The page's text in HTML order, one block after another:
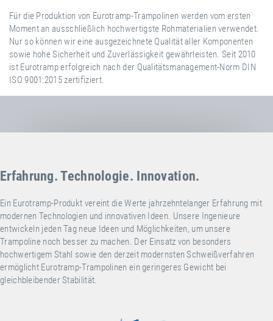
Für die Produktion von Eurotramp-Trampolinen werden vom ersten
Moment an ausschließlich hochwertigste Rohmaterialien verwendet.
Nur so können wir eine ausgezeichnete Qualität aller Komponenten
sowie hohe Sicherheit und Zuverlässigkeit gewährleisten. Seit 2010
ist Eurotramp erfolgreich nach der Qualitätsmanagement-Norm DIN
ISO 9001:2015 zertifiziert.
Erfahrung. Technologie. Innovation.
Ein Eurotramp-Produkt vereint die Werte jahrzehntelanger Erfahrung mit
modernen Technologien und innovativen Ideen. Unsere Ingenieure
entwickeln jeden Tag neue Ideen und Möglichkeiten, um unsere
Trampoline noch besser zu machen. Der Einsatz von besonders
hochwertigem Stahl sowie den derzeit modernsten Schweißverfahren
ermöglicht Eurotramp-Trampolinen ein geringeres Gewicht bei
gleichbleibender Stabilität.